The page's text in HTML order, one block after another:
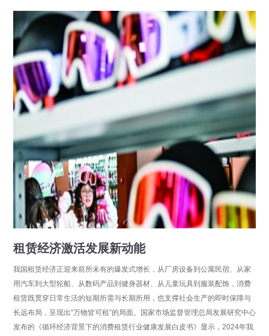
分享 点击数：27822
租赁经济激活发展新动能
我国租赁经济正迎来前所未有的爆发式增长，从厂房设备到公寓民宿、从家
用汽车到大型轮船、从数码产品到健身器材、从儿童玩具到服装配饰，消费
租赁既贯穿日常生活的短期所需与长期所用，也支撑社会生产的即时保障与
长远布局，呈现出“万物皆可租”的局面。国家市场监督管理总局发展研究中心
发布的《循环经济背景下的消费租赁行业健康发展白皮书》显示，2024年我